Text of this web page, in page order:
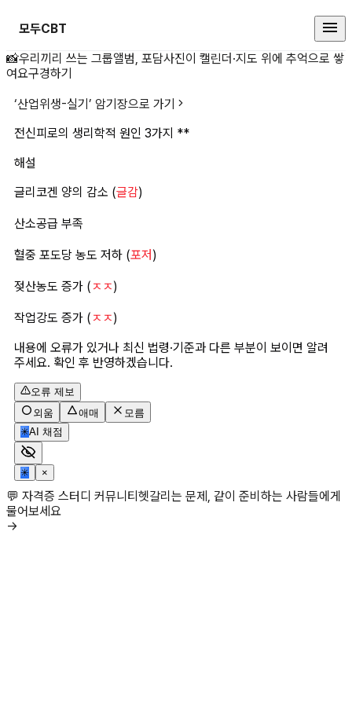
모두CBT
전신피로의 생리학적 원인 3가지
📸우리끼리 쓰는 그룹앨범, 포담사진이 캘린더·지도 위에 추억으로 쌓
여요구경하기
‘산업위생-실기’ 암기장으로 가기
전신피로의 생리학적 원인 3가지 **
해설
글리코겐 양의 감소 (글감)
산소공급 부족
혈중 포도당 농도 저하 (포저 )
젖산농도 증가 (ㅈㅈ)
작업강도 증가 (ㅈㅈ)
내용에 오류가 있거나 최신 법령·기준과 다른 부분이 보이면 알려
주세요. 확인 후 반영하겠습니다.
오류 제보
외움
애매
모름
✳AI 채점
✳ ×
💬 자격증 스터디 커뮤니티헷갈리는 문제, 같이 준비하는 사람들에게
물어보세요
→